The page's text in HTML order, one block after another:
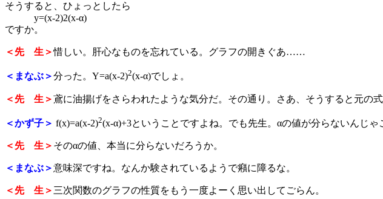
そうすると、ひょっとしたら
y=(x-2)2(x-α)
ですか。
＜先 生＞惜しい。肝心なものを忘れている。グラフの開きぐあ……
＜まなぶ＞分った。Y=a(x-2)2(x-α)でしょ。
＜先 生＞鳶に油揚げをさらわれたような気分だ。その通り。さあ、そうすると元の
＜かず子＞ f(x)=a(x-2)2(x-α)+3ということですよね。でも先生。αの値が分らないんじゃ
＜先 生＞ そのαの値、本当に分らないだろうか。
＜まなぶ＞意味深ですね。なんか験されているようで癪に障るな。
＜先 生＞ 三次関数のグラフの性質をもう一度よーく思い出してごらん。